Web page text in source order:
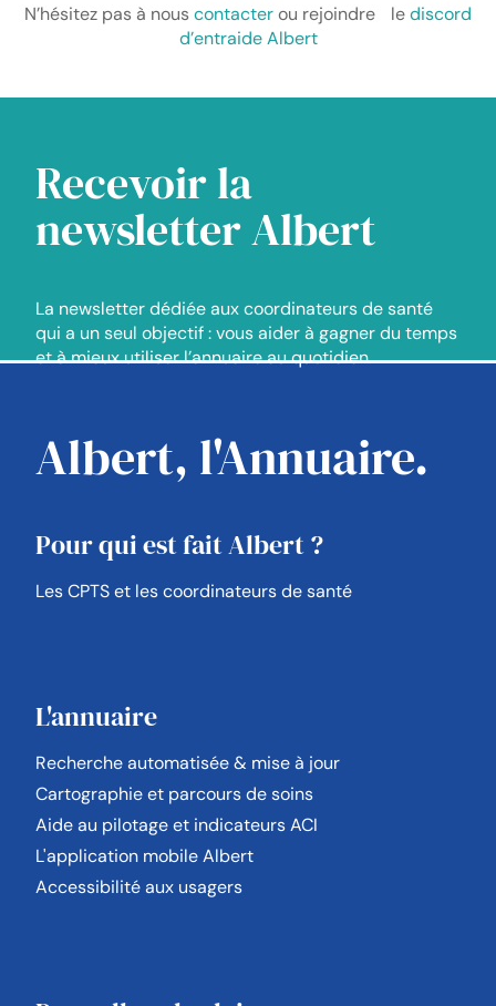
N’hésitez pas à nouscontacterou rejoindre lediscord
d’entraide Albert
Recevoir la
newsletter Albert
La newsletter dédiée aux coordinateurs de santé
qui a un seul objectif : vous aider à gagner du temps
et à mieux utiliser l’annuaire au quotidien.
Albert, l'Annuaire.
Pour qui est fait Albert ?
Les CPTS et les coordinateurs de santé
L'annuaire
Recherche automatisée & mise à jour
Cartographie et parcours de soins
Aide au pilotage et indicateurs ACI
L'application mobile Albert
Accessibilité aux usagers